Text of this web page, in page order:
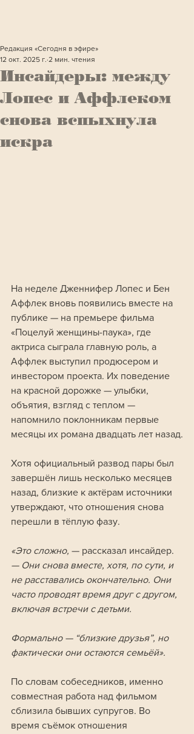
Инсайдеры: между
Лопес и Аффлеком
снова вспыхнула
искра
Редакция «Сегодня в эфире»
12 окт. 2025 г. 2 мин. чтения
На неделе Дженнифер Лопес и Бен
Аффлек вновь появились вместе на
публике — на премьере фильма
«Поцелуй женщины-паука», где
актриса сыграла главную роль, а
Аффлек выступил продюсером и
инвестором проекта. Их поведение
на красной дорожке — улыбки,
объятия, взгляд с теплом —
напомнило поклонникам первые
месяцы их романа двадцать лет назад.
Хотя официальный развод пары был
завершён лишь несколько месяцев
назад, близкие к актёрам источники
утверждают, что отношения снова
перешли в тёплую фазу.
«Это сложно, — рассказал инсайдер.
— Они снова вместе, хотя, по сути, и
не расставались окончательно. Они
часто проводят время друг с другом,
включая встречи с детьми.
Формально — “близкие друзья”, но
фактически они остаются семьёй».
По словам собеседников, именно
совместная работа над фильмом
сблизила бывших супругов. Во
время съёмок отношения